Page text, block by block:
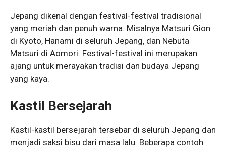
Jepang dikenal dengan festival-festival tradisional
yang meriah dan penuh warna. Misalnya Matsuri Gion
di Kyoto, Hanami di seluruh Jepang, dan Nebuta
Matsuri di Aomori. Festival-festival ini merupakan
ajang untuk merayakan tradisi dan budaya Jepang
yang kaya.
Kastil Bersejarah
Kastil-kastil bersejarah tersebar di seluruh Jepang dan
menjadi saksi bisu dari masa lalu. Beberapa contoh